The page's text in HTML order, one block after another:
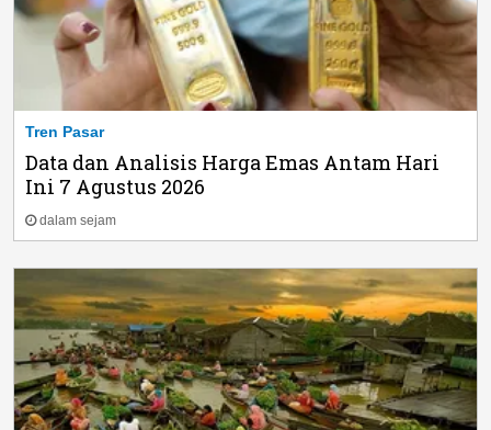
Tren Pasar
Data dan Analisis Harga Emas Antam Hari
Ini 7 Agustus 2026
dalam sejam